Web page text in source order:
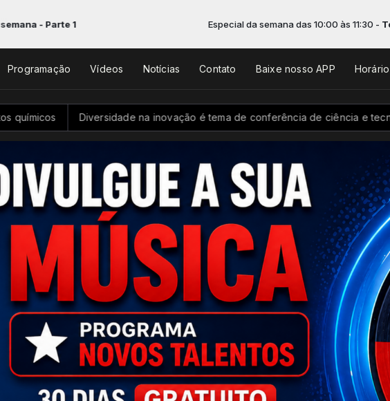
- Parte 1 Especial da semana das 10:00 às 11:30 -Tocando
Programação Vídeos Notícias Contato Baixe nosso APP
Diversidade na inovação é tema de conferência de ciência e tecnologia